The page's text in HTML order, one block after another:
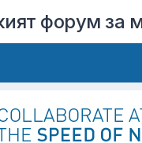
форум за